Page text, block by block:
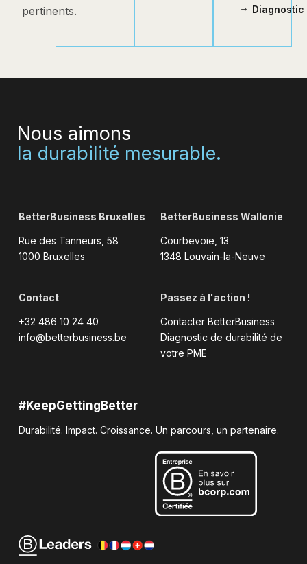
pertinents.
Nous aimons
la durabilité mesurable.
BetterBusiness Bruxelles
Rue des Tanneurs, 58
1000 Bruxelles
BetterBusiness Wallonie
Courbevoie, 13
1348 Louvain-la-Neuve
Contact
+32 486 10 24 40
info@betterbusiness.be
Passez à l'action !
Contacter BetterBusiness
Diagnostic de durabilité de
votre PME
#KeepGettingBetter
Durabilité. Impact. Croissance. Un parcours, un partenaire.